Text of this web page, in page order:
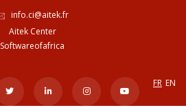
info.ci@aitek.fr
Aitek Center
Softwareofafrica
FR EN